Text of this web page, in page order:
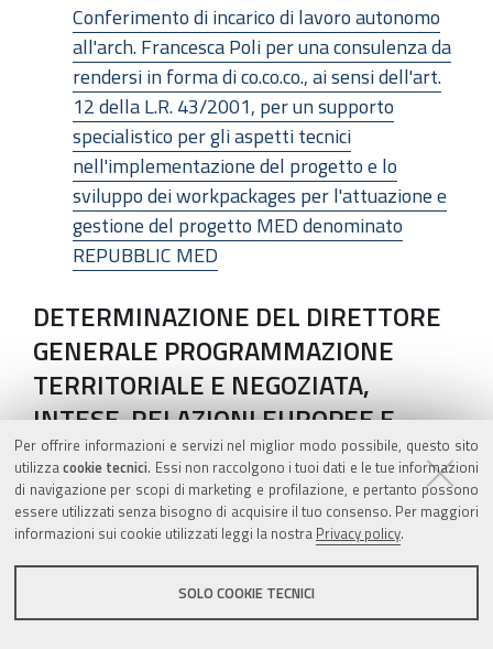
Per offrire informazioni e servizi nel miglior modo possibile, questo sito
utilizzacookie tecnici. Essi non raccolgono i tuoi dati e le tue informazioni
di navigazione per scopi di marketing e profilazione, e pertanto possono
essere utilizzati senza bisogno di acquisire il tuo consenso. Per maggiori
informazioni sui cookie utilizzati leggi la nostra Privacy policy.
SOLO COOKIE TECNICI
Conferimento di incarico di lavoro autonomo
all'arch. Francesca Poli per una consulenza da
rendersi in forma di co.co.co., ai sensi dell'art.
12 della L.R. 43/2001, per un supporto
specialistico per gli aspetti tecnici
nell'implementazione del progetto e lo
sviluppo dei workpackages per l'attuazione e
gestione del progetto MED denominato
REPUBBLIC MED
DETERMINAZIONE DEL DIRETTORE
GENERALE PROGRAMMAZIONE
TERRITORIALE E NEGOZIATA,
INTESE. RELAZIONI EUROPEE E
RELAZIONI INTERNAZIONALI 16
DICEMBRE 2014, N. 18619
Conferimento di incarico di lavoro autonomo di
consulenza per un supporto tecnico
specialistico da rendersi in forma di
prestazione d'opera intellettuale di natura